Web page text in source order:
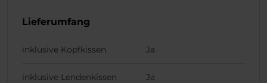
Lieferumfang
inklusive Kopfkissen Ja
inklusive Lendenkissen Ja